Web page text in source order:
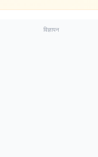
विज्ञापन